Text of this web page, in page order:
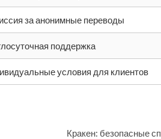
за анонимные переводы
поддержка
условия для клиентов
Кракен: безопасные